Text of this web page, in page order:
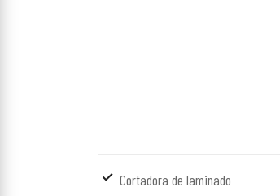
Cortadora de laminado